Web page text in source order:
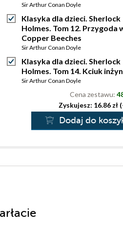
Sir Arthur Conan Doyle
Klasyka dla dzieci. Sherlock
Holmes. Tom 12. Przygoda
Copper Beeches
Sir Arthur Conan Doyle
Klasyka dla dzieci. Sherlock
Holmes. Tom 14. Kciuk
Sir Arthur Conan Doyle
Cena zestawu:
Zyskujesz: 16.86 zł
Dodaj do